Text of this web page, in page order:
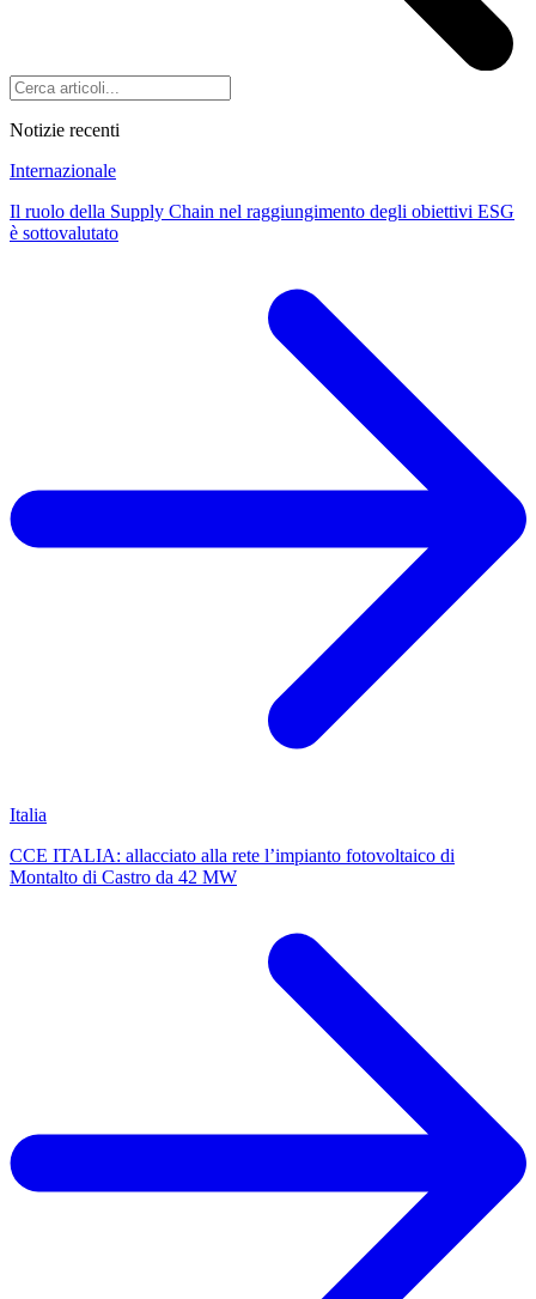
Notizie recenti
Internazionale
Il ruolo della Supply Chain nel raggiungimento degli obiettivi ESG
è sottovalutato
Italia
CCE ITALIA: allacciato alla rete l’impianto fotovoltaico di
Montalto di Castro da 42 MW